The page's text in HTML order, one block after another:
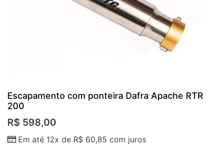
Escapamento com ponteira Dafra Apache RTR
200
R$ 598,00
Em até 12x de R$ 60,85 com juros